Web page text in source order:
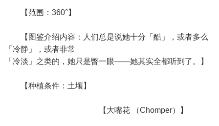
【范围：360°】
【图鉴介绍内容：人们总是说她十分「酷」，或者多么
「冷静」，或者非常
「冷淡」之类的，她只是瞥一眼——她其实全都听到了。】
【种植条件：土壤】
【大嘴花 （Chomper）】